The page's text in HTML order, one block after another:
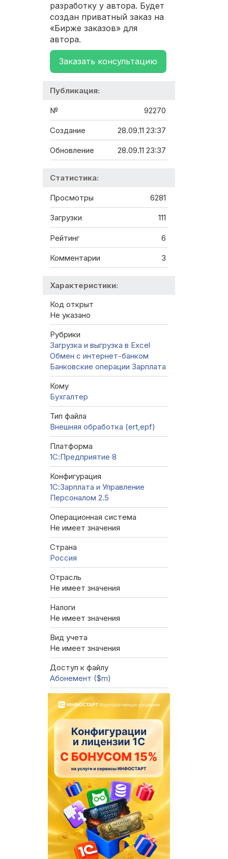
разработку у автора. Будет
создан приватный заказ на
«Бирже заказов» для
автора.
Заказать консультацию
Публикация:
№ 92270
Создание 28.09.11 23:37
Обновление 28.09.11 23:37
Статистика:
Просмотры 6281
Загрузки 111
Рейтинг 6
Комментарии 3
Характеристики:
Код открыт
Не указано
Рубрики
Загрузка и выгрузка в Excel
Обмен с интернет-банком
Банковские операции Зарплата
Кому
Бухгалтер
Тип файла
Внешняя обработка (ert,epf)
Платформа
1С:Предприятие 8
Конфигурация
1С:Зарплата и Управление
Персоналом 2.5
Операционная система
Не имеет значения
Страна
Россия
Отрасль
Не имеет значения
Налоги
Не имеет значения
Вид учета
Не имеет значения
Доступ к файлу
Абонемент ($m)